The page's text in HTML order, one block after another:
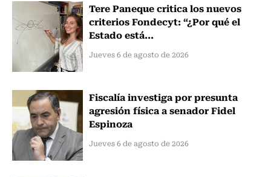
Tere Paneque critica los nuevos
criterios Fondecyt: “¿Por qué el
Estado está...
Jueves 6 de agosto de 2026
Fiscalía investiga por presunta
agresión física a senador Fidel
Espinoza
Jueves 6 de agosto de 2026